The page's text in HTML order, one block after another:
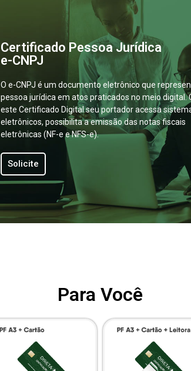
Certificado Pessoa Jurídica
e-CNPJ
O e-CNPJ é um documento eletrônico que
pessoa jurídica em atos praticados no meio digital.
este Certificado Digital seu portador acessa
eletrônicos, possibilita a emissão das notas fiscais
eletrônicas (NF-e e NFS-e).
Solicite
Para Você